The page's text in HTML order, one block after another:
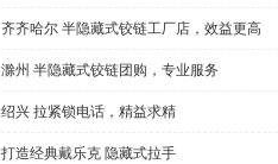
齐齐哈尔 半隐藏式铰链工厂店，效益更高
滁州 半隐藏式铰链团购，专业服务
绍兴 拉紧锁电话，精益求精
打造经典戴乐克 隐藏式拉手